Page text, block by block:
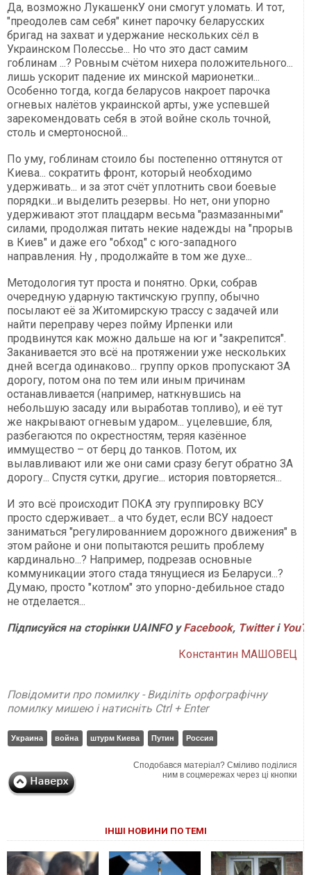
Да, возможно ЛукашенкУ они смогут уломать. И тот,
"преодолев сам себя" кинет парочку беларусских
бригад на захват и удержание нескольких сёл в
Украинском Полессье... Но что это даст самим
гоблинам ...? Ровным счётом нихера положительного...
лишь ускорит падение их минской марионетки...
Особенно тогда, когда беларусов накроет парочка
огневых налётов украинской арты, уже успевшей
зарекомендовать себя в этой войне сколь точной,
столь и смертоносной...
По уму, гоблинам стоило бы постепенно оттянутся от
Киева... сократить фронт, который необходимо
удерживать... и за этот счёт уплотнить свои боевые
порядки...и выделить резервы. Но нет, они упорно
удерживают этот плацдарм весьма "размазанными"
силами, продолжая питать некие надежды на "прорыв
в Киев" и даже его "обход" с юго-западного
направления. Ну , продолжайте в том же духе...
Методология тут проста и понятно. Орки, собрав
очередную ударную тактичскую группу, обычно
посылают её за Житомирскую трассу с задачей или
найти переправу через пойму Ирпенки или
продвинутся как можно дальше на юг и "закрепится".
Заканивается это всё на протяжении уже нескольких
дней всегда одинаково... группу орков пропускают ЗА
дорогу, потом она по тем или иным причинам
останавливается (например, наткнувшись на
небольшую засаду или выработав топливо), и её тут
же накрывают огневым ударом... уцелевшие, бля,
разбегаются по окрестностям, теряя казённое
иммущество – от берц до танков. Потом, их
вылавливают или же они сами сразу бегут обратно ЗА
дорогу... Спустя сутки, другие... история повторяется...
И это всё происходит ПОКА эту группировку ВСУ
просто сдерживает... а что будет, если ВСУ надоест
заниматься "регулированнием дорожного движения" в
этом районе и они попытаются решить проблему
кардинально...? Например, подрезав основные
коммуникации этого стада тянущиеся из Беларуси...?
Думаю, просто "котлом" это упорно-дебильное стадо
не отделается...
Підписуйся на сторінки UAINFO уFacebook, Twitterі
Константин МАШОВЕЦ
Повідомити про помилку - Виділіть орфографічну
помилку мишею і натисніть Ctrl + Enter
Украина война штурм Киева Путин Россия
Сподобався матеріал? Сміливо поділися
ним в соцмережах через ці кнопки
ІНШІ НОВИНИ ПО ТЕМІ